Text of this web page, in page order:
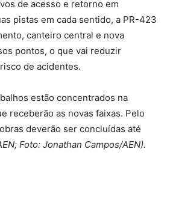
de acesso e retorno em
pistas em cada sentido, a PR-423
canteiro central e nova
pontos, o que vai reduzir
de acidentes.
estão concentrados na
receberão as novas faixas. Pelo
deverão ser concluídas até
Foto: Jonathan Campos/AEN).